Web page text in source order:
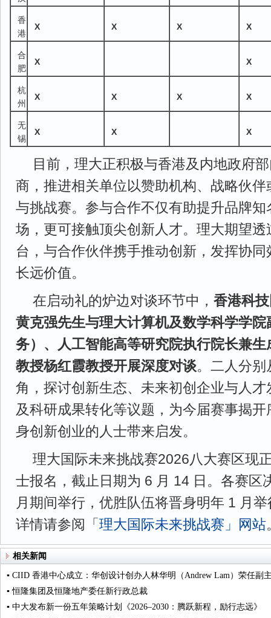
香
港
X X X X
合
肥
X X
杭
州
X X X X
无
锡
X X X
目前，理大正积极与香港及内地政府
商，推进相关单位以赞助机构、战略伙
与挑战赛。参与合作不仅有助提升品牌
场，更可接触顶尖创新人才。理大期望
台，与合作伙伴携手推动创新，发挥协
长远价值。
在启动礼的炉边对谈环节中， 香港科
黄克强先生与理大计算机及数学科学学
务）、人工智能高等研究院执行院长兼
教授杨红霞教授开展深度对谈。二人分
角，探讨创新生态、未来初创企业与人
及科研成果转化等议题，为今届赛事揭
身创新创业的人士带来启发。
理大国际未来挑战赛2026八大赛区现
士报名，截止日期为 6 月 14 日。各赛区
月期间举行，优胜队伍将晋身明年 1 月
详情请参阅「理大国际未来挑战赛」网站
相关新闻
▪ CIID 香港中心成立：华创设计创办人林华明（Andrew Lam）荣任副
▪ 恒隆集团及恒隆地产委任新行政总裁
▪ 中大发布新一份五年策略计划《2026‒2030：腾跃新程，励行志远》